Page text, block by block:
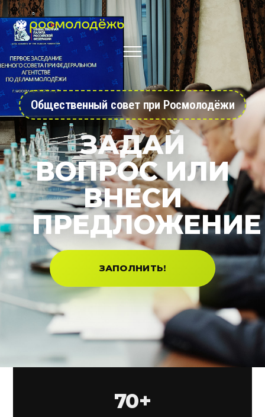
Общественный совет при Росмолодёжи
ЗАДАЙ
ВОПРОС ИЛИ
ВНЕСИ
ПРЕДЛОЖЕНИЕ
ЗАПОЛНИТЬ!
70+